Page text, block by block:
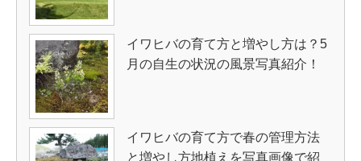
イワヒバの育て方と増やし方は？5
月の自生の状況の風景写真紹介！
イワヒバの育て方で春の管理方法
と増やし方地植えを写真画像で紹